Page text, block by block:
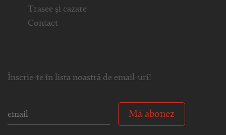
Trasee și cazare
Contact
Înscrie-te în lista noastră de email-uri!
Mă abonez